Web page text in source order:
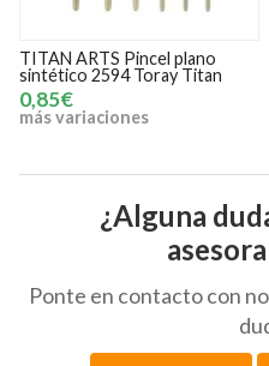
TITAN ARTS Pincel plano
sintético 2594 Toray Titan
0,85€
más variaciones
¿Alguna
Ponte en contacto con